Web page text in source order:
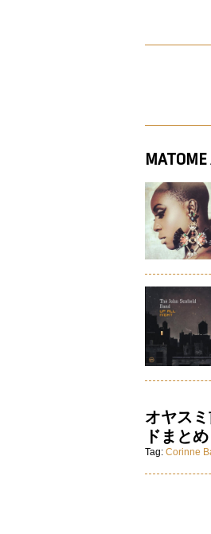
オヤス
ドまとめ
Tag: Corinne